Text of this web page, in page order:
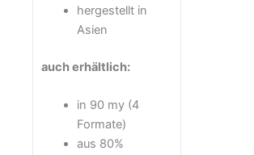
hergestellt in
Asien
auch erhältlich:
in 90 my (4
Formate)
aus 80%